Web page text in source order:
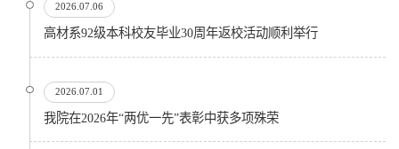
2026.07.06
高材系92级本科校友毕业30周年返校活动顺利举行
2026.07.01
我院在2026年“两优一先”表彰中获多项殊荣